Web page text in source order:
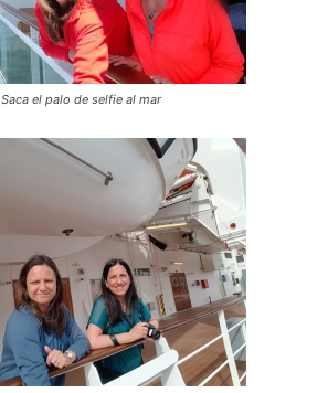
Saca el palo de selfie al mar